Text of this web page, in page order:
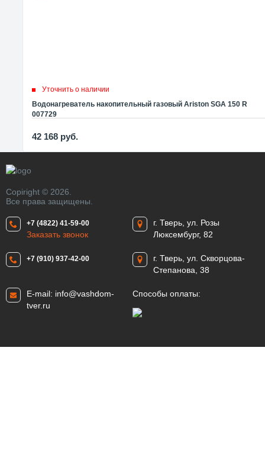
Уточнить о наличии
Водонагреватель накопительный газовый Ariston SGA 150 R
007729
42 168 руб.
Copiright © 2026.
Все права защищены.
+7 (4822) 41-59-00
Заказать звонок
г. Тверь, ул. Розы
Люксембург, 82
+7 (910) 937-42-00
г. Тверь, ул. Скворцова-
Степанова, 38
E-mail: info@vashdom-
tver.ru
Способы оплаты: